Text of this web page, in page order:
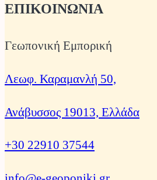
ΕΠΙΚΟΙΝΩΝΙΑ
Γεωπονική Εμπορική
Λεωφ. Καραμανλή 50,
Ανάβυσσος 19013, Ελλάδα
+30 22910 37544